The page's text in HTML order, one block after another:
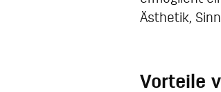
Ästhetik,
Vorteile